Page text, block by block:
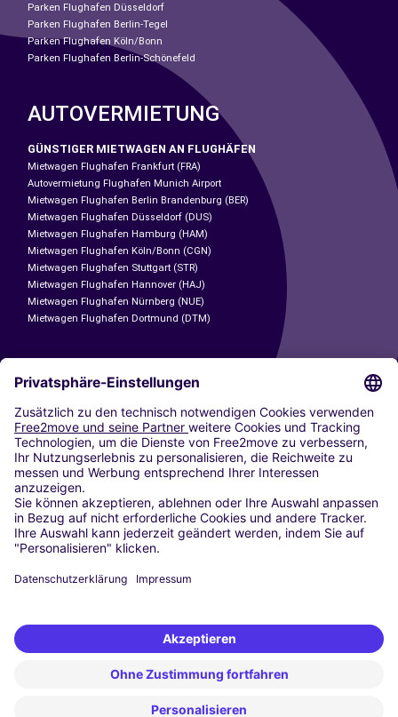
Parken Flughafen Düsseldorf
Parken Flughafen Berlin-Tegel
Parken Flughafen Köln/Bonn
Parken Flughafen Berlin-Schönefeld
AUTOVERMIETUNG
GÜNSTIGER MIETWAGEN AN FLUGHÄFEN
Mietwagen Flughafen Frankfurt (FRA)
Autovermietung Flughafen Munich Airport
Mietwagen Flughafen Berlin Brandenburg (BER)
Mietwagen Flughafen Düsseldorf (DUS)
Mietwagen Flughafen Hamburg (HAM)
Mietwagen Flughafen Köln/Bonn (CGN)
Mietwagen Flughafen Stuttgart (STR)
Mietwagen Flughafen Hannover (HAJ)
Mietwagen Flughafen Nürnberg (NUE)
Mietwagen Flughafen Dortmund (DTM)
CARSHARING
UNSERE STÄDTE
Paris
Madrid
Washington DC
Mailand
Rom
Turin
Wien
Berlin
Düsseldorf